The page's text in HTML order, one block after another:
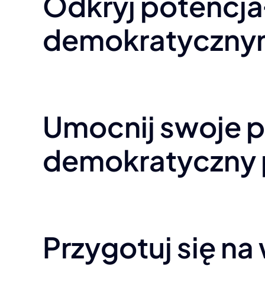
Umocnij swoje
Przygotuj się